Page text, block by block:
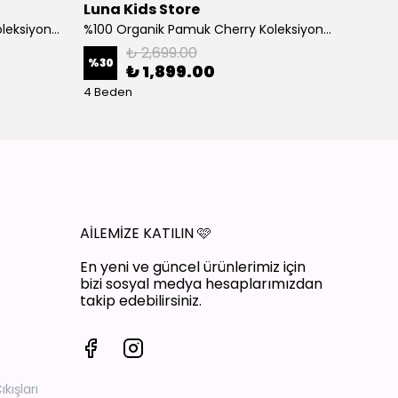
%100 Organik Pamuk Cherry Koleksiyon 3'lü Takım Bordo
Luna Kids Store
%100 Organik Pamuk Cherry Koleksiyon 3'lü Takım Ekru
%30 ₺ 2,699.00
₺ 1,899.00
4 Beden
AİLEMİZE KATILIN🩷
En yeni ve güncel ürünlerimiz için
bizi sosyal medya hesaplarımızdan
takip edebilirsiniz.